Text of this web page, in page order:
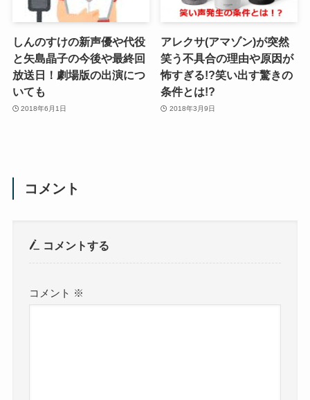
しんのすけの新声優や代役
と矢島晶子の今後や最終回
放送日！劇場版の出演につ
いても
2018年6月1日
アレクサ(アマゾン)が突然
笑う不具合の理由や原因が
怖すぎる!?笑い出す驚きの
条件とは!?
2018年3月9日
コメント
コメントする
コメント ※